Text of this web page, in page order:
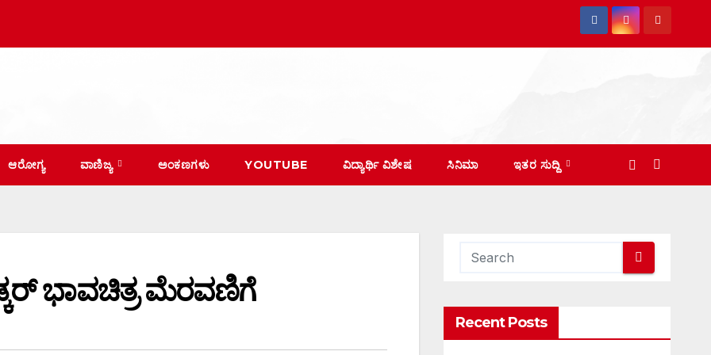
ಆರೋಗ್ಯ ವಾಣಿಜ್ಯ ಅಂಕಣಗಳು YOUTUBE ವಿದ್ಯಾರ್ಥಿ ವಿಶೇಷ ಸಿನಿಮಾ ಇತರ ಸುದ್ದಿ
ಭಾವಚಿತ್ರ ಮೆರವಣಿಗೆ
Recent Posts